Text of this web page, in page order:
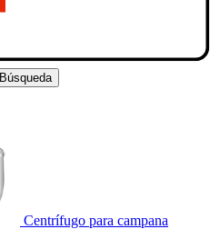
Búsqueda
Centrífugo para campana